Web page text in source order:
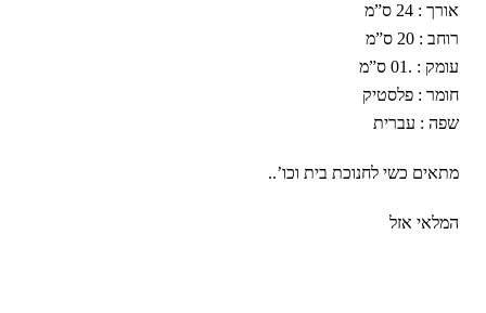
אורך : 24 ס”מ
רוחב : 20 ס”מ
עומק : .01 ס”מ
חומר : פלסטיק
שפה : עברית
מתאים כשי לחנוכת בית וכו’..
המלאי אזל